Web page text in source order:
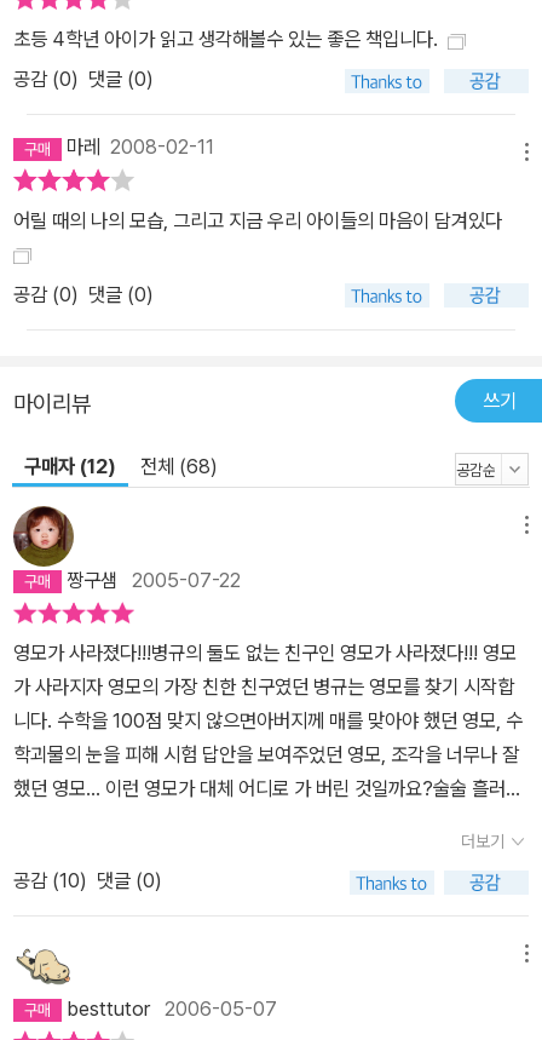
초등 4학년 아이가 읽고 생각해볼수 있는 좋은 책입니다.
공감 (0) 댓글 (0)
마레 2008-02-11
어릴 때의 나의 모습, 그리고 지금 우리 아이들의 마음이 담겨있다
공감 (0) 댓글 (0)
마이리뷰 쓰기
구매자 (12) 전체 (68)
짱구샘 2005-07-22
영모가 사라졌다!!!병규의 둘도 없는 친구인 영모가 사라졌다!!! 영모
가 사라지자 영모의 가장 친한 친구였던 병규는 영모를 찾기 시작합
니다. 수학을 100점 맞지 않으면아버지께 매를 맞아야 했던 영모, 수
학괴물의 눈을 피해 시험 답안을 보여주었던 영모, 조각을 너무나 잘
했던 영모... 이런 영모가 대체 어디로 가 버린 것일까요?술술 흘러가
는 듯 할 때, 읽는 이들은점점 손에 땀이 쥐어지는 것을 느끼게 될 것
입니다.담이의 소개로 미지의 세계 라온제나에서 영모를 찾기 시작하
는 병규, 라온제나의 봄, 여름, 가을을 차례로보내게 되면서 봄에 만난
로아와 할아버지, 여름에 만난 로아 아가씨와 청년이 된 할아버지, 가
을에 만난로아 할머니와 소년이 된 할아버지를 만나게 되면서 많은
것을 배우고, 드디어 영모가 만나게 되는데!!!그 과정에서 병규가 미처
더보기
공감 (10) 댓글 (0)
besttutor2006-05-07